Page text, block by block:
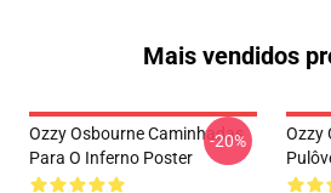
Mais vendidos
Ozzy Osbourne Caminhadas
Para O Inferno Poster
-20%
Ozzy